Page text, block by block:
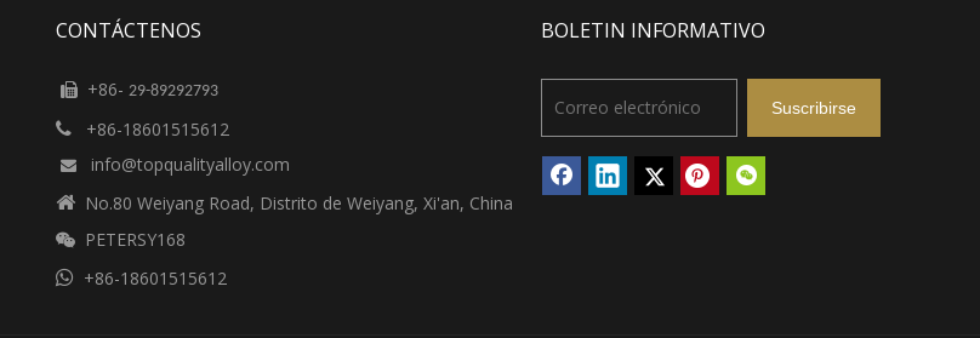
CONTÁCTENOS
 +86- 29-89292793
 +86-18601515612
 info@topqualityalloy.com
 No.80 Weiyang Road, Distrito de Weiyang, Xi'an, China
 PETERSY168
 +86-18601515612
BOLETIN INFORMATIVO
Suscribirse